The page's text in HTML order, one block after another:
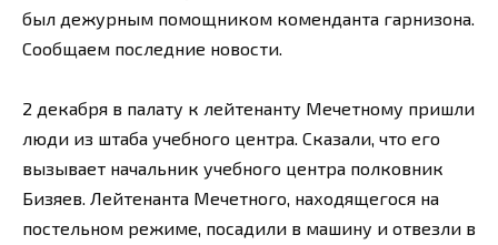
был дежурным помощником коменданта гарнизона.
Сообщаем последние новости.
2 декабря в палату к лейтенанту Мечетному пришли
люди из штаба учебного центра. Сказали, что его
вызывает начальник учебного центра полковник
Бизяев. Лейтенанта Мечетного, находящегося на
постельном режиме, посадили в машину и отвезли в